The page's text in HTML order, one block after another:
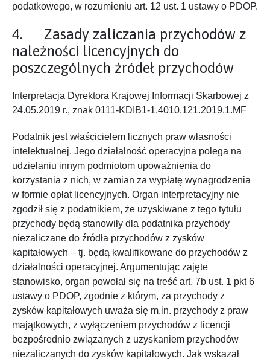
podatkowego, w rozumieniu art. 12 ust. 1 ustawy o PDOP.
4. Zasady zaliczania przychodów z
należności licencyjnych do
poszczególnych źródeł przychodów
Interpretacja Dyrektora Krajowej Informacji Skarbowej z
24.05.2019 r., znak 0111-KDIB1-1.4010.121.2019.1.MF
Podatnik jest właścicielem licznych praw własności
intelektualnej. Jego działalność operacyjna polega na
udzielaniu innym podmiotom upoważnienia do
korzystania z nich, w zamian za wypłatę wynagrodzenia
w formie opłat licencyjnych. Organ interpretacyjny nie
zgodził się z podatnikiem, że uzyskiwane z tego tytułu
przychody będą stanowiły dla podatnika przychody
niezaliczane do źródła przychodów z zysków
kapitałowych – tj. będą kwalifikowane do przychodów z
działalności operacyjnej. Argumentując zajęte
stanowisko, organ powołał się na treść art. 7b ust. 1 pkt 6
ustawy o PDOP, zgodnie z którym, za przychody z
zysków kapitałowych uważa się m.in. przychody z praw
majątkowych, z wyłączeniem przychodów z licencji
bezpośrednio związanych z uzyskaniem przychodów
niezaliczanych do zysków kapitałowych. Jak wskazał